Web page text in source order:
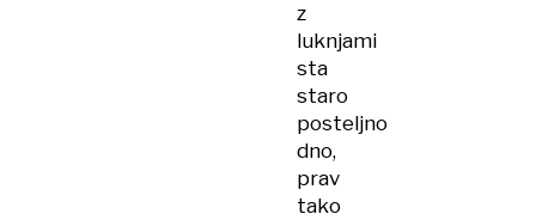
z
luknjami
sta
staro
posteljno
dno,
prav
tako